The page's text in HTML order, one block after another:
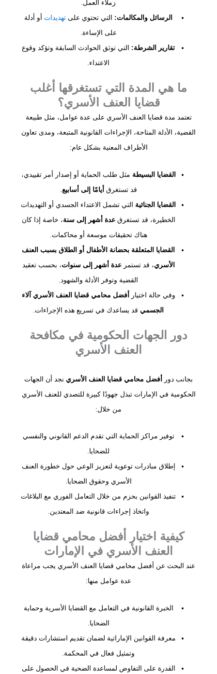
زملاء العمل.
الرسائل والمكالمات: التي تحتوي على تهديدات أو أدلة
على الإساءة.
تقارير الشرطة: التي توثق الحوادث السابقة وتؤكد وقوع
الاعتداء.
ما هي المدة التي تستغرقها أغلب
قضايا العنف الأسري؟
تعتمد مدة قضايا العنف الأسري على عدة عوامل، مثل طبيعة
القضية، الأدلة المتاحة، الإجراءات القانونية المتبعة، ومدى تعاون
الأطراف المعنية بشكل عام:
القضايا البسيطة مثل طلب الحماية أو إصدار أمر تقييدي،
قد تستغرق أيامًا إلى أسابيع
القضايا الجنائية التي تشمل الاعتداء الجسدي أو التهديدات
الخطيرة، قد تستغرقعدة أشهر إلى سنة، خاصة إذا كان
هناك تحقيقات موسعة أو محاكمات.
القضايا المتعلقة بحضانة الأطفال أو الطلاق بسبب العنف
الأسري، قد تستمرعدة أشهر إلى سنوات، بحسب تعقيد
القضية وتوفر الأدلة والشهود.
وفي حالة اختيار
أفضل محامي قضايا العنف الأسري آلاء
الجسمي قد يساعدك في تسريع هذه الإجراءات.
دور الجهات الحكومية في مكافحة
العنف الأسري
بجانب دور أفضل محامي قضايا العنف الأسري نجد أن الجهات
الحكومية في الإمارات تبذل جهودًا كبيرة للتصدي للعنف الأسري
من خلال:
توفير مراكز الحماية التي تقدم الدعم القانوني والنفسي
للضحايا.
إطلاق مبادرات توعوية لتعزيز الوعي حول خطورة العنف
الأسري وحقوق الضحايا.
تنفيذ القوانين بحزم من خلال التعامل الفوري مع البلاغات
واتخاذ إجراءات قانونية ضد المعتدين.
كيفية اختيار أفضل محامي قضايا
العنف الأسري في الإمارات
عند البحث عن أفضل محامي قضايا العنف الأسري يجب مراعاة
عدة عوامل منها:
الخبرة القانونية في التعامل مع القضايا الأسرية وحماية
الضحايا.
معرفة القوانين الإماراتية لضمان تقديم استشارات دقيقة
وتمثيل فعال في المحكمة.
القدرة على التفاوض لمساعدة الضحية في الحصول على